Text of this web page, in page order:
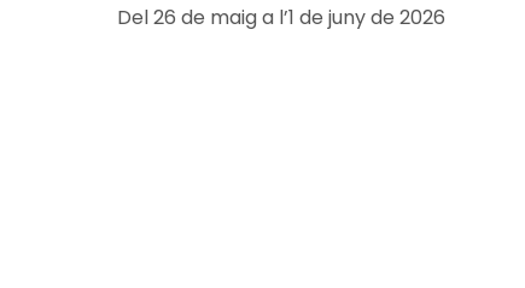
Del 26 de maig a l’1 de juny de 2026